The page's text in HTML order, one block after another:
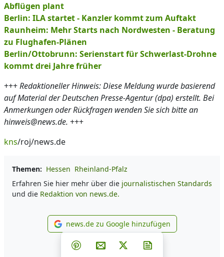
Abflügen plant
Berlin: ILA startet - Kanzler kommt zum Auftakt
Raunheim: Mehr Starts nach Nordwesten - Beratung
zu Flughafen-Plänen
Berlin/Ottobrunn: Serienstart für Schwerlast-Drohne
kommt drei Jahre früher
+++Redaktioneller Hinweis: Diese Meldung wurde basierend
auf Material der Deutschen Presse-Agentur (dpa) erstellt. Bei
Anmerkungen oder Rückfragen wenden Sie sich bitte an
hinweis@news.de. +++
kns/roj/news.de
Themen: Hessen Rheinland-Pfalz
Erfahren Sie hier mehr über die journalistischen Standards
und die Redaktion von news.de.
news.de zu Google
news.de zu Google hinzufügen
Teilen auf Facebook
Teilen auf Whatsapp
Teilen auf Telegram
Teilen auf Pinterest
Per E-Mail teilen
Post auf X